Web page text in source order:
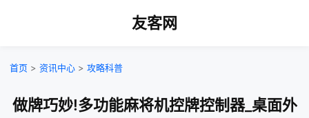
友客网
首页 > 资讯中心 > 攻略科普
做牌巧妙!多功能麻将机控牌控制器_桌面外